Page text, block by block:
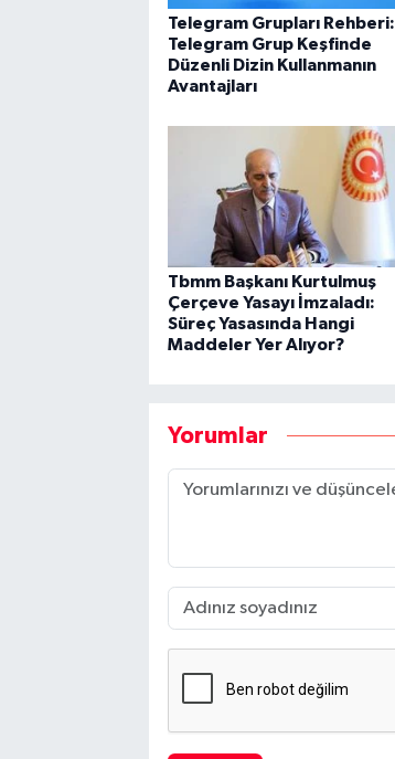
Telegram Grupları Rehberi:
Telegram Grup Keşfinde
Düzenli Dizin Kullanmanın
Avantajları
Tbmm Başkanı Kurtulmuş
Çerçeve Yasayı İmzaladı:
Süreç Yasasında Hangi
Maddeler Yer Alıyor?
Yorumlar